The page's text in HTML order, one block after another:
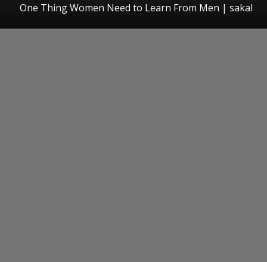
One Thing Women Need to Learn From Men | sakal